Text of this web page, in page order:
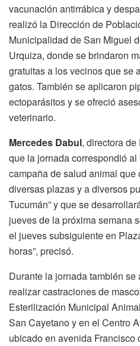
vacunación antirrábica y
realizó la Dirección de
Municipalidad de San Miguel
Urquiza, donde se brindaron
gratuitas a los vecinos que se
gatos. También se aplicaron
ectoparásitos y se ofreció
veterinario.
Mercedes Dabul, directora
que la jornada correspondió al
campaña de salud animal que
diversas plazas y a diversos
Tucumán” y que se
jueves de la próxima semana
el jueves subsiguiente en
horas”, precisó.
Durante la jornada también
realizar castraciones de
Esterilización Municipal
San Cayetano y en el Centro
ubicado en avenida Francisco